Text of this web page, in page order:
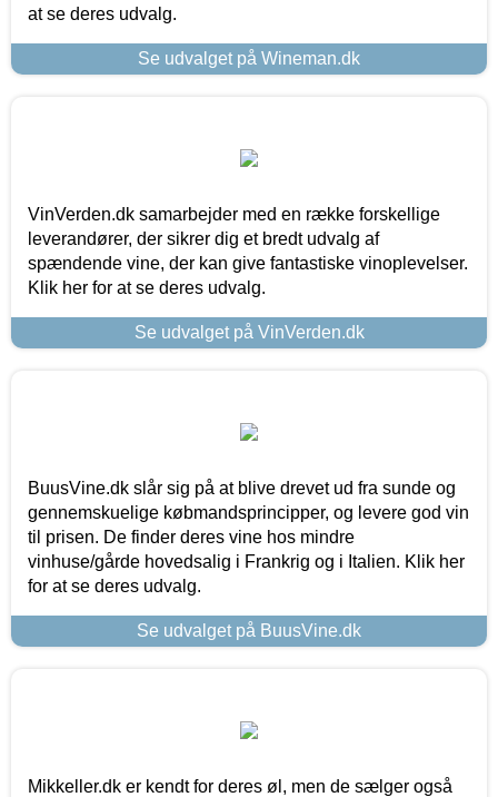
at se deres udvalg.
Se udvalget på Wineman.dk
VinVerden.dk samarbejder med en række forskellige
leverandører, der sikrer dig et bredt udvalg af
spændende vine, der kan give fantastiske vinoplevelser.
Klik her for at se deres udvalg.
Se udvalget på VinVerden.dk
BuusVine.dk slår sig på at blive drevet ud fra sunde og
gennemskuelige købmandsprincipper, og levere god vin
til prisen. De finder deres vine hos mindre
vinhuse/gårde hovedsalig i Frankrig og i Italien. Klik her
for at se deres udvalg.
Se udvalget på BuusVine.dk
Mikkeller.dk er kendt for deres øl, men de sælger også